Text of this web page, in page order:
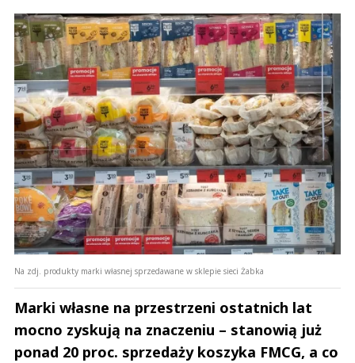
Na zdj. produkty marki własnej sprzedawane w sklepie sieci Żabka
Marki własne na przestrzeni ostatnich lat
mocno zyskują na znaczeniu – stanowią już
ponad 20 proc. sprzedaży koszyka FMCG, a co